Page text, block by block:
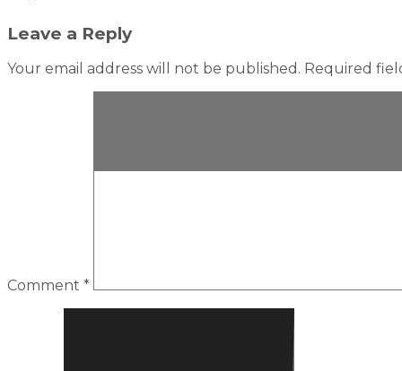
Leave a Reply
Your email address will not be published. Required
Comment *